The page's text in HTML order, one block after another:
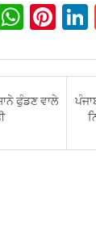
W
at
s
p
Pi
er
es
ਫੁੰਡਣ ਵਾਲੇ